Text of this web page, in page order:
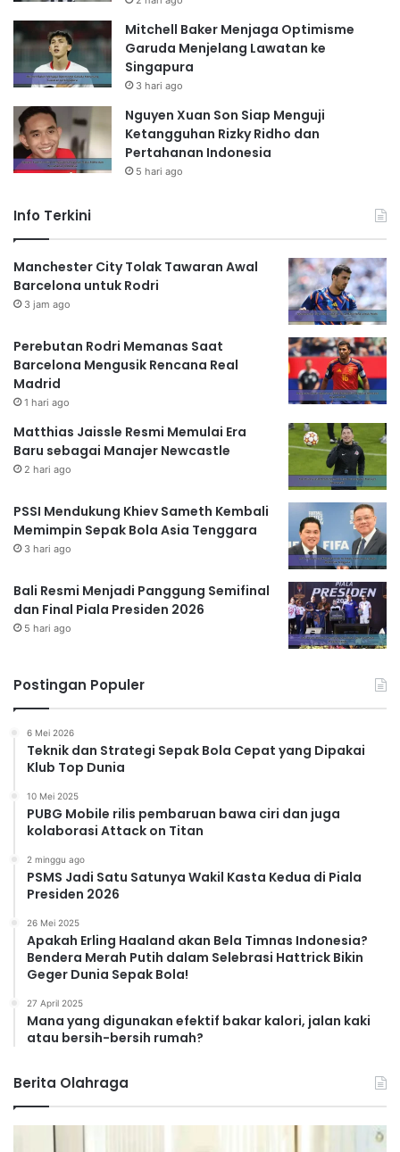
Mitchell Baker Menjaga Optimisme
Garuda Menjelang Lawatan ke
Singapura
3 hari ago
Nguyen Xuan Son Siap Menguji
Ketangguhan Rizky Ridho dan
Pertahanan Indonesia
5 hari ago
Info Terkini
Manchester City Tolak Tawaran Awal
Barcelona untuk Rodri
3 jam ago
Perebutan Rodri Memanas Saat
Barcelona Mengusik Rencana Real
Madrid
1 hari ago
Matthias Jaissle Resmi Memulai Era
Baru sebagai Manajer Newcastle
2 hari ago
PSSI Mendukung Khiev Sameth Kembali
Memimpin Sepak Bola Asia Tenggara
3 hari ago
Bali Resmi Menjadi Panggung Semifinal
dan Final Piala Presiden 2026
5 hari ago
Postingan Populer
6 Mei 2026
Teknik dan Strategi Sepak Bola Cepat yang Dipakai
Klub Top Dunia
10 Mei 2025
PUBG Mobile rilis pembaruan bawa ciri dan juga
kolaborasi Attack on Titan
2 minggu ago
PSMS Jadi Satu Satunya Wakil Kasta Kedua di Piala
Presiden 2026
26 Mei 2025
Apakah Erling Haaland akan Bela Timnas Indonesia?
Bendera Merah Putih dalam Selebrasi Hattrick Bikin
Geger Dunia Sepak Bola!
27 April 2025
Mana yang digunakan efektif bakar kalori, jalan kaki
atau bersih-bersih rumah?
Berita Olahraga